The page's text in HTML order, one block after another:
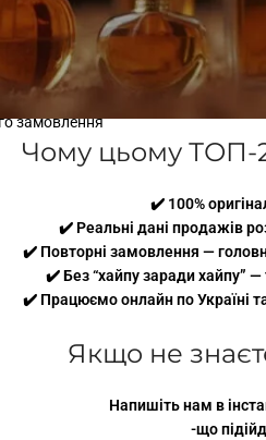
замовлення
Чому цьому ТОП-
✔️ 100%
✔️ Реальні дані продажів
✔️ Повторні замовлення —
✔️ Без “хайпу заради хайпу” —
✔️ Працюємо онлайн по Україні
Якщо не
Напишіть нам в
-що